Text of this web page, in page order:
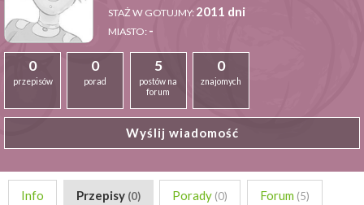
STAŻ W GOTUJMY: 2011 dni
MIASTO: -
0
przepisów
0
porad
5
postów na
forum
0
znajomych
Wyślij wiadomość
Info Przepisy (0) Porady (0) Forum (5)